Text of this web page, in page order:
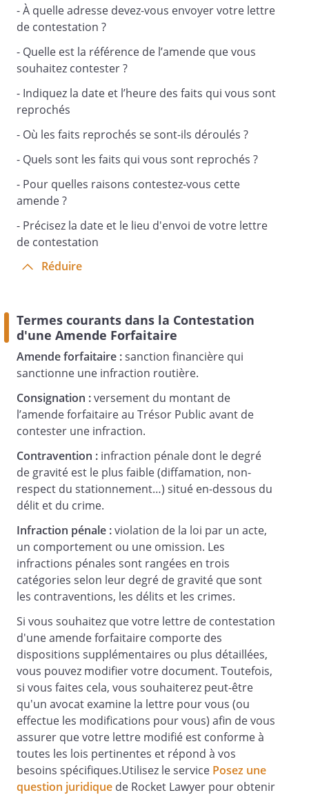
L'avis de contravention n'est donc pas
justifié, selon moi. C’est pourquoi je
conteste l'infraction et vous demande de
contravention.
Vous trouverez ci-joint l'ensemble des pièces
justificatives de ma contestation.
Par conséquent, en raison de ces
circonstances et de mon entière bonne foi, je
souhaite être exonéré de cette amende et vous
serais de bien vouloir donner une suite
favorable à ma requête.
En vous remerciant de la prise en compte
de ma requête dans les meilleurs délais,
l, l'assurance de ma haute considération.
_________________________________
_________________________________
PJ : original de la contravention et pièces
justificatives
- À quelle adresse devez-vous envoyer votre lettre
de contestation ?
- Quelle est la référence de l’amende que vous
souhaitez contester ?
- Indiquez la date et l’heure des faits qui vous sont
reprochés
- Où les faits reprochés se sont-ils déroulés ?
- Quels sont les faits qui vous sont reprochés ?
- Pour quelles raisons contestez-vous cette
amende ?
- Précisez la date et le lieu d'envoi de votre lettre
de contestation
Réduire
Termes courants dans la Contestation
d'une Amende Forfaitaire
Amende forfaitaire :sanction financière qui
sanctionne une infraction routière.
Consignation :versement du montant de
l’amende forfaitaire au Trésor Public avant de
contester une infraction.
Contravention : infraction pénale dont le degré
de gravité est le plus faible (diffamation, non-
respect du stationnement…) situé en-dessous du
délit et du crime.
Infraction pénale :violation de la loi par un acte,
un comportement ou une omission. Les
infractions pénales sont rangées en trois
catégories selon leur degré de gravité que sont
les contraventions, les délits et les crimes.
Si vous souhaitez que votre lettre de contestation
d'une amende forfaitaire comporte des
dispositions supplémentaires ou plus détaillées,
vous pouvez modifier votre document. Toutefois,
si vous faites cela, vous souhaiterez peut-être
qu'un avocat examine la lettre pour vous (ou
effectue les modifications pour vous) afin de vous
assurer que votre lettre modifié est conforme à
toutes les lois pertinentes et répond à vos
besoins spécifiques.Utilisez le service Posez une
question juridique de Rocket Lawyer pour obtenir